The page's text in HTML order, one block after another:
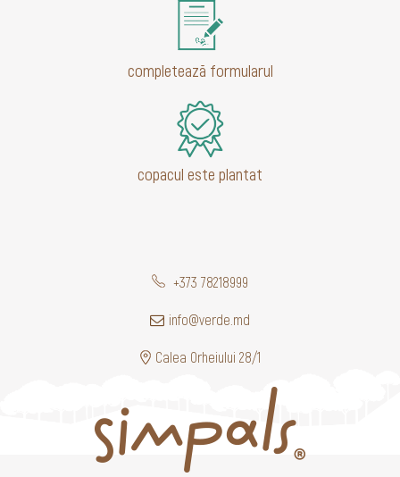
completează formularul
copacul este plantat
+373 78218999
info@verde.md
Calea Orheiului 28/1